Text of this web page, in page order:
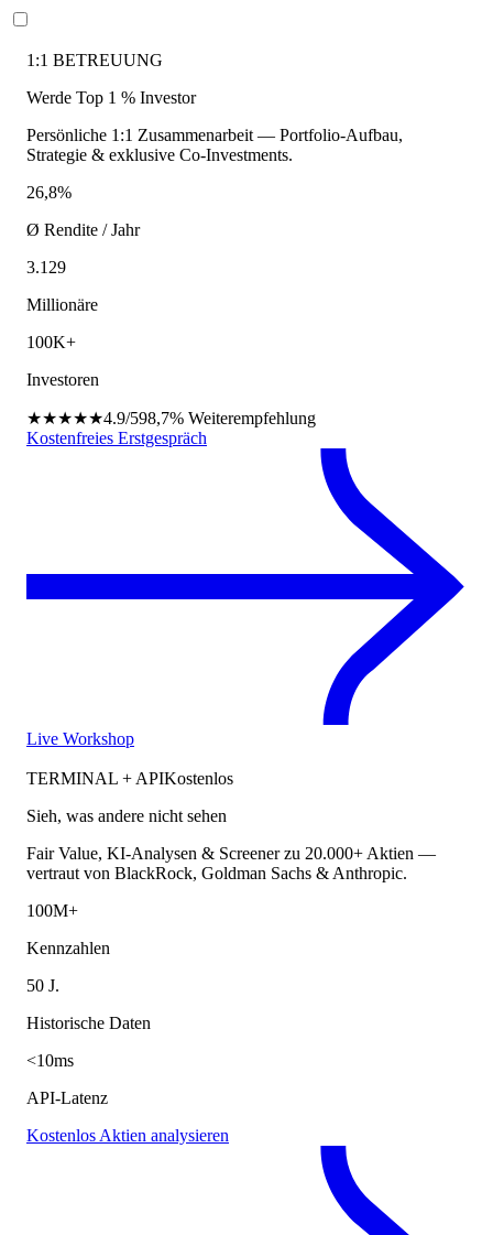
1:1 BETREUUNG
Werde Top 1 % Investor
Persönliche 1:1 Zusammenarbeit — Portfolio-Aufbau,
Strategie & exklusive Co-Investments.
26,8%
Ø Rendite / Jahr
3.129
Millionäre
100K+
Investoren
★★★★★4.9/598,7% Weiterempfehlung
Kostenfreies Erstgespräch
Live Workshop
TERMINAL + APIKostenlos
Sieh, was andere nicht sehen
Fair Value, KI-Analysen & Screener zu 20.000+ Aktien —
vertraut von BlackRock, Goldman Sachs & Anthropic.
100M+
Kennzahlen
50 J.
Historische Daten
<10ms
API-Latenz
Kostenlos Aktien analysieren